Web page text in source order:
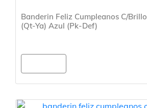
Banderin Feliz Cumpleanos C/
(Qt-Ya) Azul (Pk-Def)